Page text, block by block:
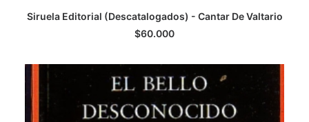
AGREGAR AL CARRITO
Siruela Editorial (Descatalogados) - Cantar De Valtario
$60.000